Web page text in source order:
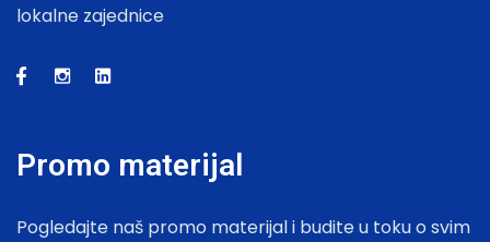
lokalne zajednice
Promo materijal
Pogledajte naš promo materijal i budite u toku o svim